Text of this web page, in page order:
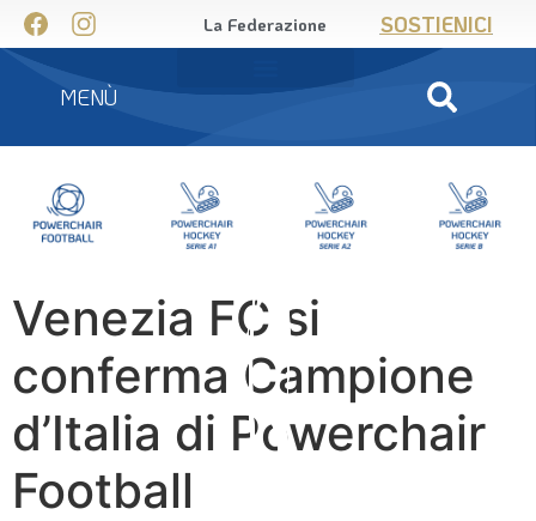
La Federazione SOSTIENICI
MENÙ
Venezia FC si
conferma Campione
d’Italia di Powerchair
Football